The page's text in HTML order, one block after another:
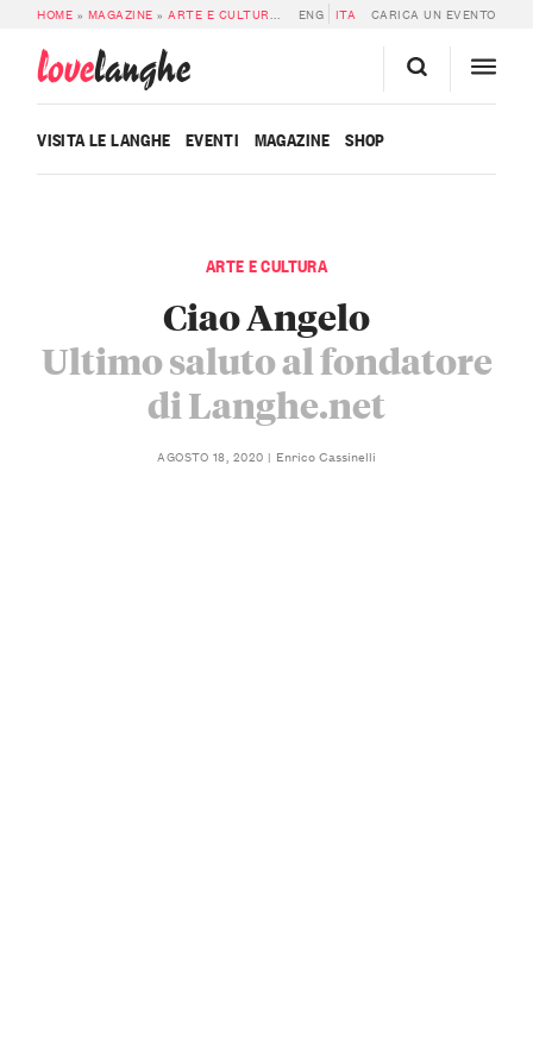
HOME » MAGAZINE »ARTE E CULTURA » CIAO ANGELO: ULTIMO SALUTO AL
ENG ITA CARICA UN EVENTO
lovelanghe
VISITA LE LANGHE EVENTI MAGAZINE SHOP
ARTE E CULTURA
Ciao Angelo
Ultimo saluto al fondatore
di Langhe.net
AGOSTO 18, 2020 Enrico Cassinelli